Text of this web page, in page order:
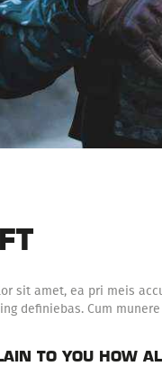
sit amet, ea pri meis
definiebas. Cum
TO YOU HOW